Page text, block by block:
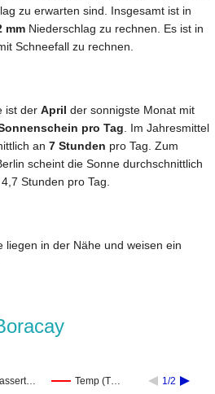
zu erwarten sind. Insgesamt ist in
mm Niederschlag zu rechnen. Es ist in
Schneefall zu rechnen.
ist der April der sonnigste Monat mit
pro Tag . Im Jahresmittel
an 7 Stunden pro Tag. Zum
scheint die Sonne durchschnittlich
Stunden pro Tag.
liegen in der Nähe und weisen ein
Temp (T… 1/2